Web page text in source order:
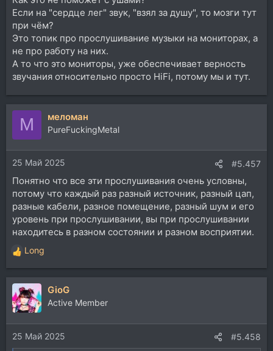
Если на "сердце лег" звук, "взял за душу", то мозги тут
при чём?
Это топик про прослушивание музыки на мониторах, а
не про работу на них.
А то что это мониторы, уже обеспечивает верность
звучания относительно просто HiFi, потому мы и тут.
М меломан
PureFuckingMetal
25 Май 2025 #5.457
Понятно что все эти прослушивания очень условны,
потому что каждый раз разный источник, разный цап,
разные кабели, разное помещение, разный шум и его
уровень при прослушивании, вы при прослушивании
находитесь в разном состоянии и разном восприятии.
Р
е
а
к
ц
и
и
:
Long
GioG
Active Member
25 Май 2025 #5.458